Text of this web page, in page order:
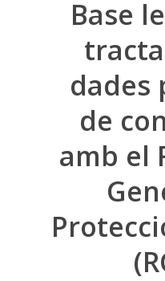
Base
dades
de
amb el